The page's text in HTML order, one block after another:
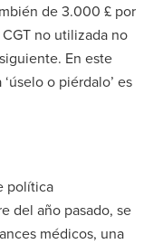
de 3.000 £ por
no utilizada no
En este
o piérdalo’ es
política
del año pasado, se
médicos, una